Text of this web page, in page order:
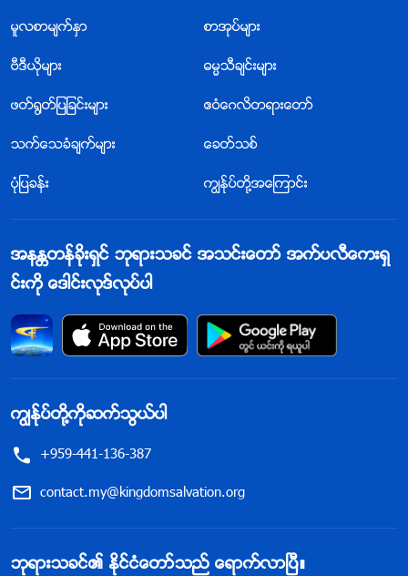
မူလစာမ်က္ႏွာ စာအုပ္မ်ား
ဗီဒီယိုမ်ား ဓမၼသီခ်င္းမ်ား
ဖတ္႐ြတ္ျပျခင္းမ်ား ဧဝံေဂလိတရားေတာ္
သက္ေသခံခ်က္မ်ား ေခတ္သစ္
ပုံျပခန္း ကြၽန္ုပ္တို႔အေၾကာင္း
အနႏၲတန္ခိုးရွင္ ဘုရားသခင္ အသင္းေတာ္ အက္ပလီေကးရွ
င္းကို ေဒါင္းလုဒ္လုပ္ပါ
ကြၽန္ုပ္တို႔ကိုဆက္သြယ္ပါ
+959-441-136-387
contact.my@kingdomsalvation.org
ဘုရားသခင္၏ ႏိုင္ငံေတာ္သည္ ေရာက္လာၿပီ။